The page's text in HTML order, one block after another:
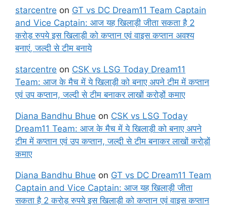
starcentre on GT vs DC Dream11 Team Captain
and Vice Captain: आज यह खिलाड़ी जीता सकता है 2
करोड़ रुपये इस खिलाड़ी को कप्तान एवं वाइस कप्तान अवश्य
बनाएं, जल्दी से टीम बनाये
starcentre on CSK vs LSG Today Dream11
Team: आज के मैच में ये खिलाड़ी को बनाए अपने टीम में कप्तान
एवं उप कप्तान, जल्दी से टीम बनाकर लाखों करोड़ों कमाए
Diana Bandhu Bhue on CSK vs LSG Today
Dream11 Team: आज के मैच में ये खिलाड़ी को बनाए अपने
टीम में कप्तान एवं उप कप्तान, जल्दी से टीम बनाकर लाखों करोड़ों
कमाए
Diana Bandhu Bhue on GT vs DC Dream11 Team
Captain and Vice Captain: आज यह खिलाड़ी जीता
सकता है 2 करोड़ रुपये इस खिलाड़ी को कप्तान एवं वाइस कप्तान